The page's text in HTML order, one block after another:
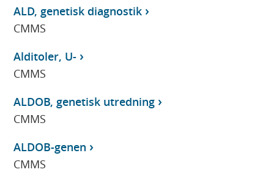
ALD, genetisk diagnostik
CMMS
Alditoler, U-
CMMS
ALDOB, genetisk utredning
CMMS
ALDOB-genen
CMMS